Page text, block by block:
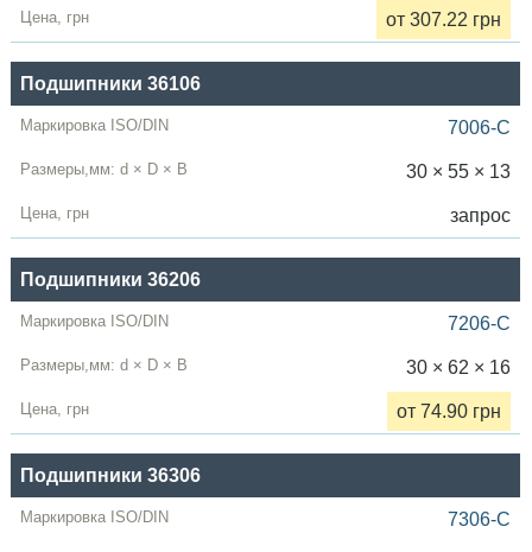
от 307.22 грн
Подшипники 36106
7006-С
30 × 55 × 13
запрос
Подшипники 36206
7206-C
30 × 62 × 16
от 74.90 грн
Подшипники 36306
7306-C